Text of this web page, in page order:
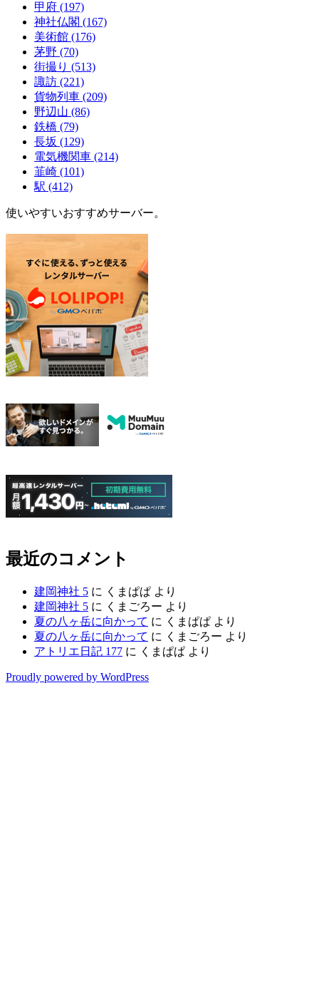
甲府 (197)
神社仏閣 (167)
美術館 (176)
茅野 (70)
街撮り (513)
諏訪 (221)
貨物列車 (209)
野辺山 (86)
鉄橋 (79)
長坂 (129)
電気機関車 (214)
韮崎 (101)
駅 (412)
使いやすいおすすめサーバー。
最近のコメント
建岡神社 5 に くまぱぱ より
建岡神社 5 に くまごろー より
夏の八ヶ岳に向かって に くまぱぱ より
夏の八ヶ岳に向かって に くまごろー より
アトリエ日記 177 に くまぱぱ より
Proudly powered by WordPress